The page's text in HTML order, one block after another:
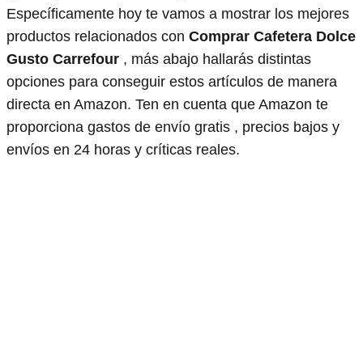
Específicamente hoy te vamos a mostrar los mejores
productos relacionados con Comprar Cafetera Dolce
Gusto Carrefour , más abajo hallarás distintas
opciones para conseguir estos artículos de manera
directa en Amazon. Ten en cuenta que Amazon te
proporciona gastos de envío gratis , precios bajos y
envíos en 24 horas y críticas reales.